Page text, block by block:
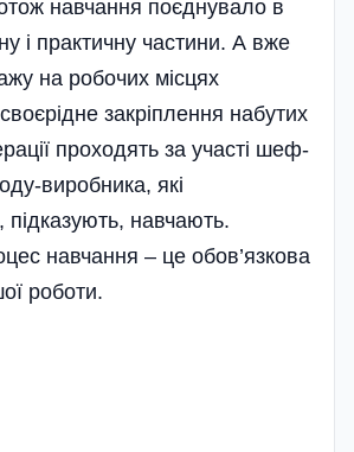
навчання поєднувало в
і практичну частини. А вже
на робочих місцях
закріплення набутих
проходять за участі шеф-
виробника, які
підказують, навчають.
навчання – це обов’язкова
роботи.